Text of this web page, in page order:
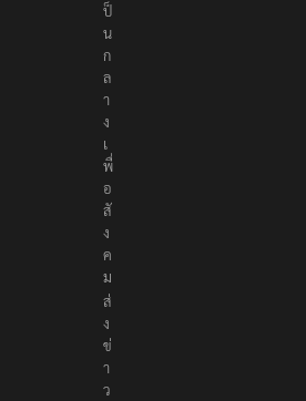
ป็
น
ก
ล
า
ง
เ
พื่
อ
สั
ง
ค
ม
ส่
ง
ข่
า
ว